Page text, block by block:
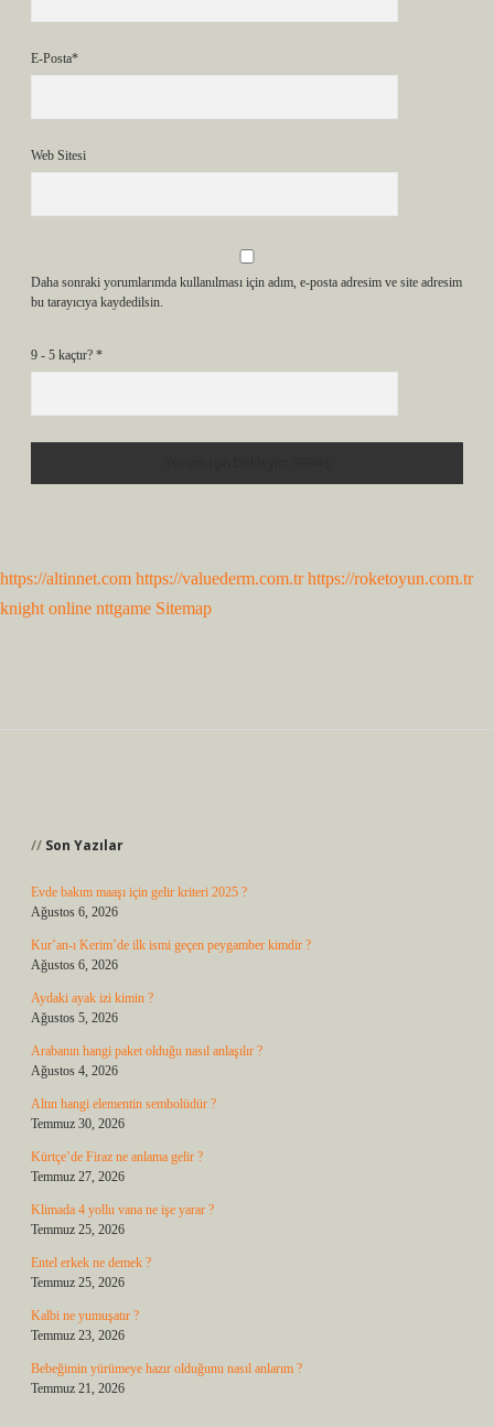
E-Posta*
Web Sitesi
Daha sonraki yorumlarımda kullanılması için adım, e-posta adresim ve site adresim
bu tarayıcıya kaydedilsin.
9 - 5 kaçtır? *
https://altinnet.com https://valuederm.com.tr https://roketoyun.com.tr
knight online nttgame Sitemap
Son Yazılar
Evde bakım maaşı için gelir kriteri 2025 ?
Ağustos 6, 2026
Kur’an-ı Kerim’de ilk ismi geçen peygamber kimdir ?
Ağustos 6, 2026
Aydaki ayak izi kimin ?
Ağustos 5, 2026
Arabanın hangi paket olduğu nasıl anlaşılır ?
Ağustos 4, 2026
Altın hangi elementin sembolüdür ?
Temmuz 30, 2026
Kürtçe’de Firaz ne anlama gelir ?
Temmuz 27, 2026
Klimada 4 yollu vana ne işe yarar ?
Temmuz 25, 2026
Entel erkek ne demek ?
Temmuz 25, 2026
Kalbi ne yumuşatır ?
Temmuz 23, 2026
Bebeğimin yürümeye hazır olduğunu nasıl anlarım ?
Temmuz 21, 2026